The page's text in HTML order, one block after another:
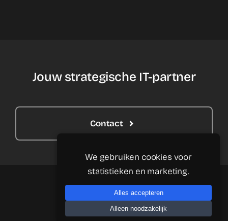
We gebruiken cookies voor
statistieken en marketing.
Alles accepteren
Alleen noodzakelijk
Jouw strategische IT-partner
Contact